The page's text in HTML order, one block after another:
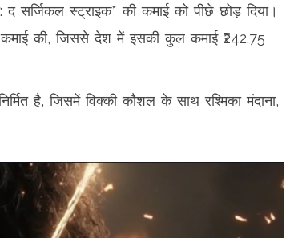
स्ट्राइक* की कमाई को पीछे छोड़ दिया।
की, जिससे देश में इसकी कुल कमाई ₹242.75
है, जिसमें विक्की कौशल के साथ रश्मिका मंदाना,